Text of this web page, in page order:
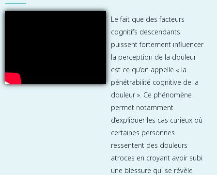
Le fait que des facteurs
cognitifs descendants
puissent fortement influencer
la perception de la douleur
est ce qu’on appelle « la
pénétrabilité cognitive de la
douleur ». Ce phénomène
permet notamment
d’expliquer les cas curieux où
certaines personnes
ressentent des douleurs
atroces en croyant avoir subi
une blessure qui se révèle